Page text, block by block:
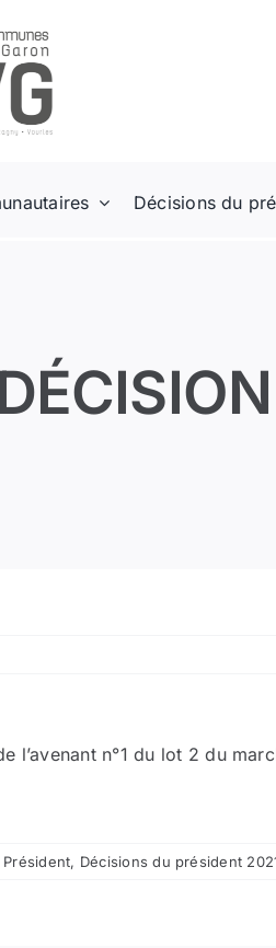
Décisions du
l’avenant n°1 du lot 2 du
, Décisions du président